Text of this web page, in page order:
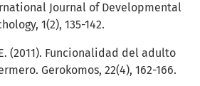
Journal of Developmental
1(2), 135-142.
(2011). Funcionalidad del adulto
Gerokomos, 22(4), 162-166.